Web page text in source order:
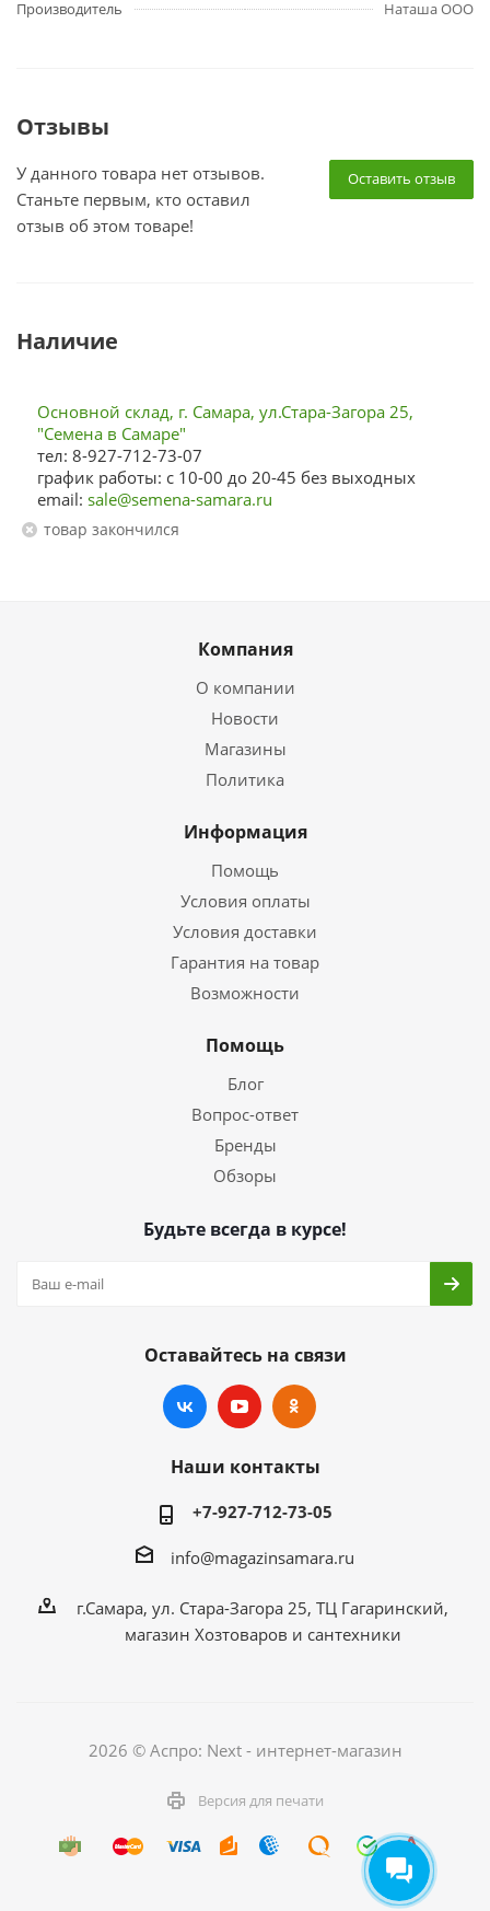
Производитель
Наташа ООО
Отзывы
Оставить отзыв
У данного товара нет отзывов.
Станьте первым, кто оставил
отзыв об этом товаре!
Наличие
Основной склад, г. Самара, ул.Стара-Загора 25,
"Семена в Самаре"
тел: 8-927-712-73-07
график работы: с 10-00 до 20-45 без выходных
email: sale@semena-samara.ru
Товар закончился
Компания
О компании
Новости
Магазины
Политика
Информация
Помощь
Условия оплаты
Условия доставки
Гарантия на товар
Возможности
Помощь
Блог
Вопрос-ответ
Бренды
Обзоры
Будьте всегда в курсе!
Оставайтесь на связи
Наши контакты
+7-927-712-73-05
info@magazinsamara.ru
г.Самара, ул. Стара-Загора 25, ТЦ Гагаринский,
магазин Хозтоваров и сантехники
2026 © Аспро: Next - интернет-магазин
Версия для печати